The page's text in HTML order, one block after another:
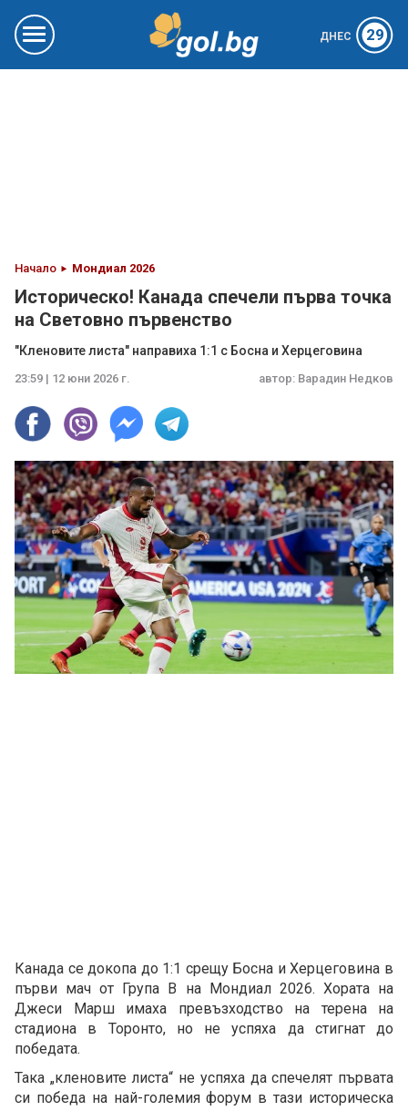
ДНЕС 29
Начало Мондиал 2026
Историческо! Канада спечели първа точка
на Световно първенство
"Кленовите листа" направиха 1:1 с Босна и Херцеговина
23:59 | 12 юни 2026 г. автор: Варадин Недков
Канада се докопа до 1:1 срещу Босна и Херцеговина в
първи мач от Група В на Мондиал 2026. Хората на
Джеси Марш имаха превъзходство на терена на
стадиона в Торонто, но не успяха да стигнат до
победата.
Така „кленовите листа“ не успяха да спечелят първата
си победа на най-големия форум в тази историческа